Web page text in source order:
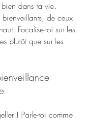
dans ta vie.
bienveillants, de ceux
Focalise-toi sur les
plutôt que sur les
! Parle-toi comme